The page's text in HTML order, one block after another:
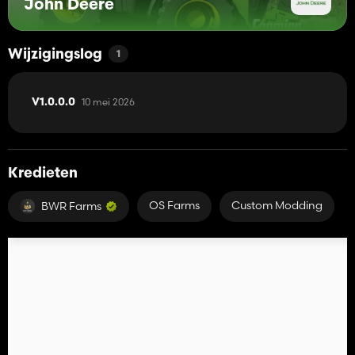
John Deere
Wijzigingslog 1
V1.0.0.0 10 mei 2026
Kredieten
BWR Farms OS Farms Custom Modding